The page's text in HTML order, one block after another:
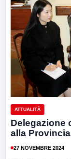
ATTUALITÀ
Delegazione
alla
27 NOVEMBRE 2024